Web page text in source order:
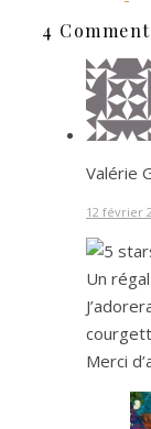
4
Valérie
12 février
Un
Merci